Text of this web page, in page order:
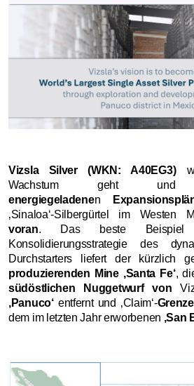
Vizsla Silver (WKN: A40EG3)
Wachstum geht
energiegeladenen
‚Sinaloa‘-Silbergürtel im Westen
voran. Das beste
Konsolidierungsstrategie des
Durchstarters liefert der kürzlich
produzierenden Mine ‚Santa Fe‘,
südöstlichen Nuggetwurf von
‚Panuco‘entfernt und ‚Claim‘-
dem im letzten Jahr erworbenen ‚San